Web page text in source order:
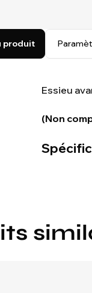
produit
Essieu
(Non